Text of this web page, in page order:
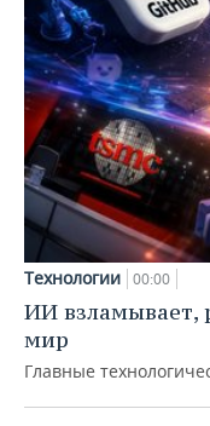
Технологии 00:00
ИИ взламывает,
мир
Главные